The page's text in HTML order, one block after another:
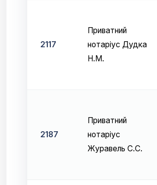
2117
Приватний
нотаріус Дудка
Н.М.
2187
Приватний
нотаріус
Журавель С.С.